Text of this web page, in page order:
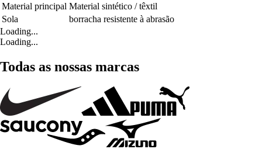
Material principal Material sintético / têxtil
Sola
borracha resistente à abrasão
Loading...
Loading...
Todas as nossas marcas